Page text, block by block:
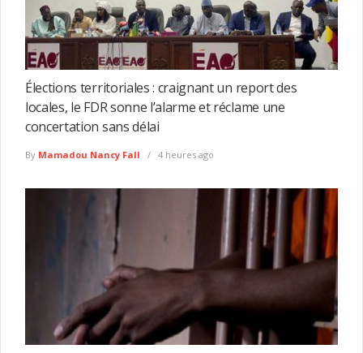
Élections territoriales : craignant un report des
locales, le FDR sonne l’alarme et réclame une
concertation sans délai
By Mamadou Nancy Fall 4 heures ago